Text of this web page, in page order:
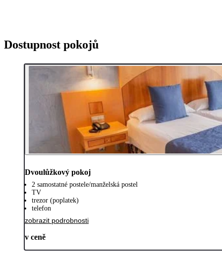
Dostupnost pokojů
Dvoulůžkový pokoj
2 samostatné postele/manželská postel
TV
trezor (poplatek)
telefon
zobrazit podrobnosti
v ceně